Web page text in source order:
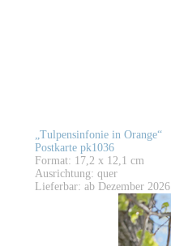
„Tulpensinfonie in Orange“
Postkarte pk1036
Format: 17,2 x 12,1 cm
Ausrichtung: quer
Lieferbar: ab Dezember 2026